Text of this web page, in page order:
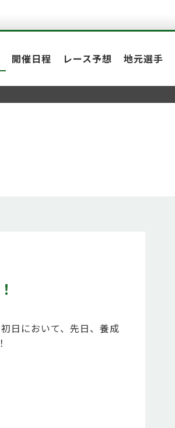
開催日程 レース予想 地元選手
日において、先日、養成